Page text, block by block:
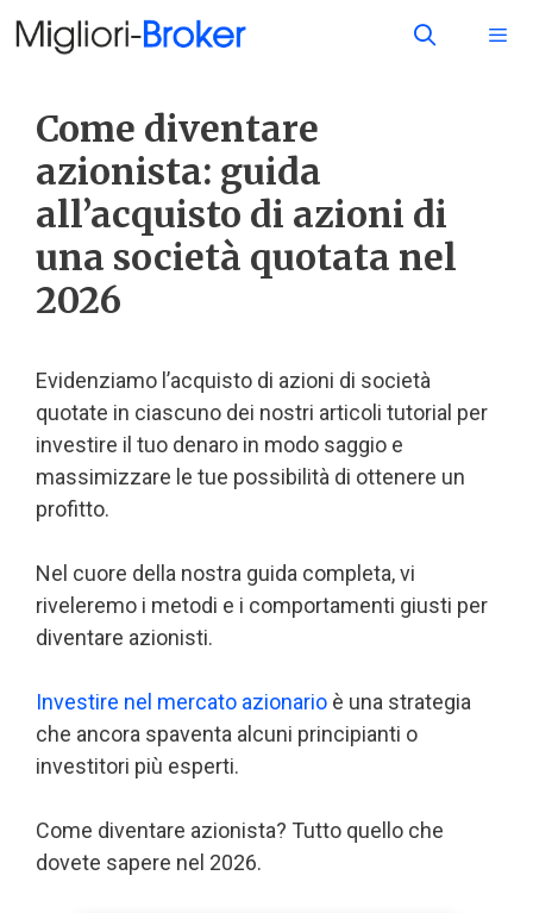
Come diventare
azionista: guida
all’acquisto di azioni di
una società quotata nel
2026
Evidenziamo l’acquisto di azioni di società
quotate in ciascuno dei nostri articoli tutorial per
investire il tuo denaro in modo saggio e
massimizzare le tue possibilità di ottenere un
profitto.
Nel cuore della nostra guida completa, vi
riveleremo i metodi e i comportamenti giusti per
diventare azionisti.
Investire nel mercato azionario è una strategia
che ancora spaventa alcuni principianti o
investitori più esperti.
Come diventare azionista? Tutto quello che
dovete sapere nel 2026.